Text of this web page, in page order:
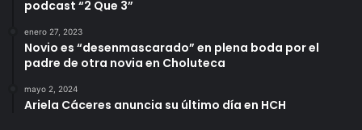
podcast “2 Que 3”
enero 27, 2023
Novio es “desenmascarado” en plena boda por el
padre de otra novia en Choluteca
mayo 2, 2024
Ariela Cáceres anuncia su último día en HCH